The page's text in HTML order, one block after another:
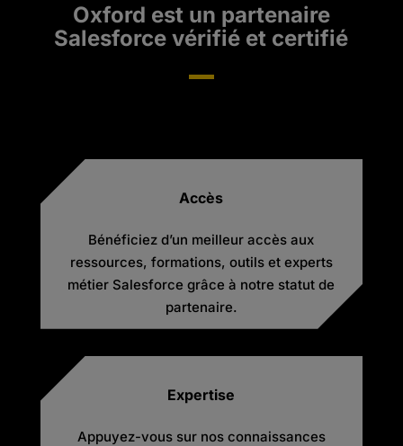
Oxford est un partenaire
Salesforce vérifié et certifié
Accès
Bénéficiez d’un meilleur accès aux
ressources, formations, outils et experts
métier Salesforce grâce à notre statut de
partenaire.
Expertise
Appuyez-vous sur nos connaissances